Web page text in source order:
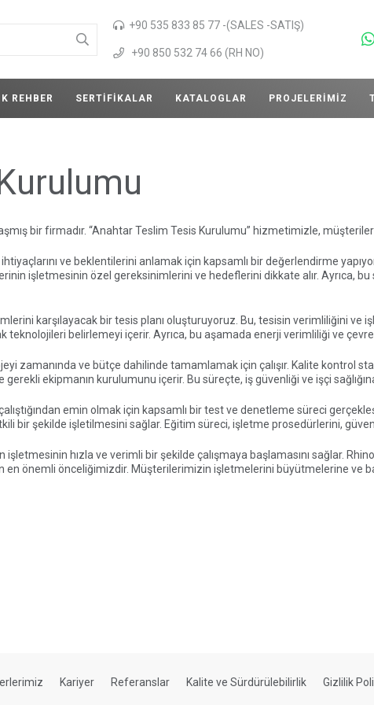
+90 535 833 85 77 -(SALES -SATIŞ)
+90 850 532 74 66 (RH NO)
REHBER SERTIFIKALAR KATALOGLAR PROJELERIMIZ
bir firmadır. “Anahtar Teslim Tesis Kurulumu” hizmetimizle,
ve beklentilerini anlamak için kapsamlı bir değerlendirme
işletmesinin özel gereksinimlerini ve hedeflerini dikkate alır. Ayrıca,
karşılayacak bir tesis planı oluşturuyoruz. Bu, tesisin verimliliğini ve
teknolojileri belirlemeyi içerir. Ayrıca, bu aşamada enerji verimliliği ve
zamanında ve bütçe dahilinde tamamlamak için çalışır. Kalite kontrol
gerekli ekipmanın kurulumunu içerir. Bu süreçte, iş güvenliği ve işçi
emin olmak için kapsamlı bir test ve denetleme süreci
bir şekilde işletilmesini sağlar. Eğitim süreci, işletme prosedürlerini,
hızla ve verimli bir şekilde çalışmaya başlamasını sağlar.
önemli önceliğimizdir. Müşterilerimizin işletmelerini büyütmelerine ve
Kariyer Referanslar Kalite ve Sürdürülebilirlik Gizlilik